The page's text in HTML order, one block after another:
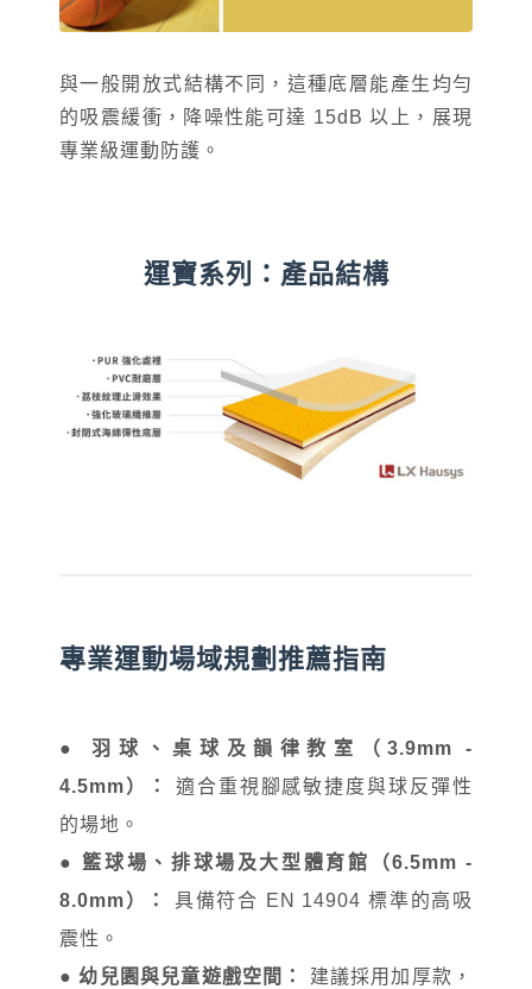
與一般開放式結構不同，這種底層能產生均勻
的吸震緩衝，降噪性能可達 15dB 以上，展現
專業級運動防護。
運寶系列：產品結構
專業運動場域規劃推薦指南
●羽球、桌球及韻律教室（3.9mm -
4.5mm）：
適合重視腳感敏捷度與球反彈性
的場地。
●籃球場、排球場及大型體育館（6.5mm -
8.0mm）：
具備符合 EN 14904 標準的高吸
震性。
●幼兒園與兒童遊戲空間：
建議採用加厚款，